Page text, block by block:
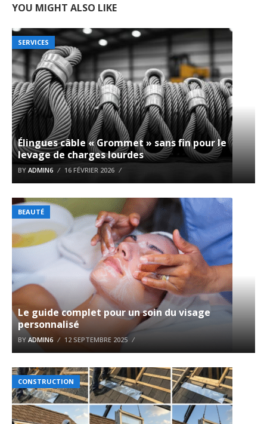
YOU MIGHT ALSO LIKE
SERVICES
Élingues câble « Grommet » sans fin pour le
levage de charges lourdes
BY ADMIN6 16 FÉVRIER 2026
BEAUTÉ
Le guide complet pour un soin du visage
personnalisé
BY ADMIN6 12 SEPTEMBRE 2025
CONSTRUCTION